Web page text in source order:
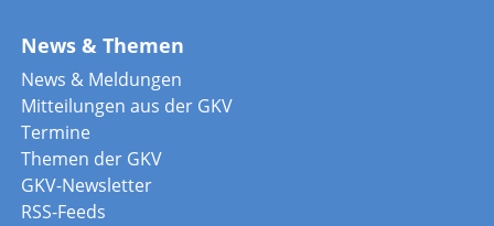
News & Themen
News & Meldungen
Mitteilungen aus der GKV
Termine
Themen der GKV
GKV-Newsletter
RSS-Feeds